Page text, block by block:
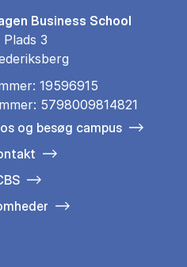
Business School
3
19596915
5798009814821
og besøg campus